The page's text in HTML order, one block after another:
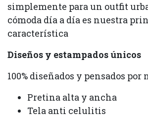
simplemente para un outfit
cómoda día a día es nuestra
característica
Diseños y estampados únicos
100% diseñados y pensados por
Pretina alta y ancha
Tela anti celulitis